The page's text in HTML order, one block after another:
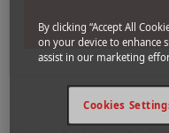
By clicking “Accept All
on your device to enhance
assist in our marketing
Cookies